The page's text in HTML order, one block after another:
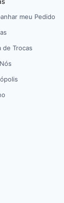
meu Pedido
de Trocas